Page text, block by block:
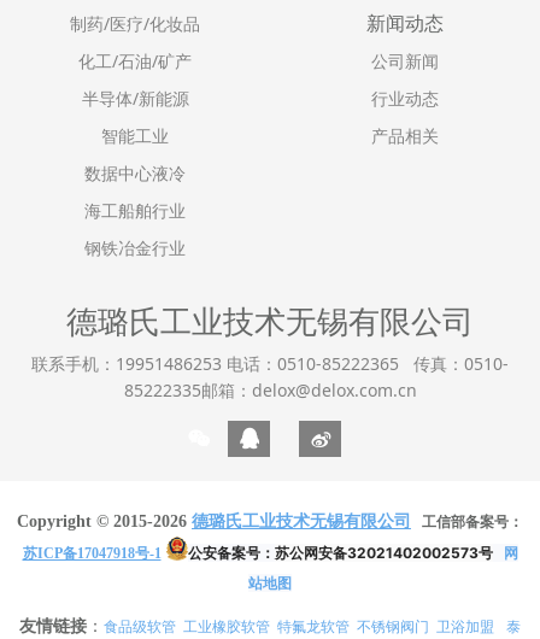
制药/医疗/化妆品
化工/石油/矿产
半导体/新能源
智能工业
数据中心液冷
海工船舶行业
钢铁冶金行业
新闻动态
公司新闻
行业动态
产品相关
德璐氏工业技术无锡有限公司
联系手机：19951486253 电话：0510-85222365 传真：0510-
85222335邮箱：delox@delox.com.cn
Copyright © 2015-2026 德璐氏工业技术无锡有限公司
工信部备案号：
苏ICP备17047918号-1
公安备案号： 苏公网安备32021402002573号
网
站地图
友情链接 ： 食品级软管 工业橡胶软管 特氟龙软管 不锈钢阀门 卫浴加盟 泰